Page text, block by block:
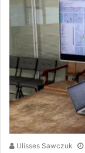
Ulisses Sawczuk